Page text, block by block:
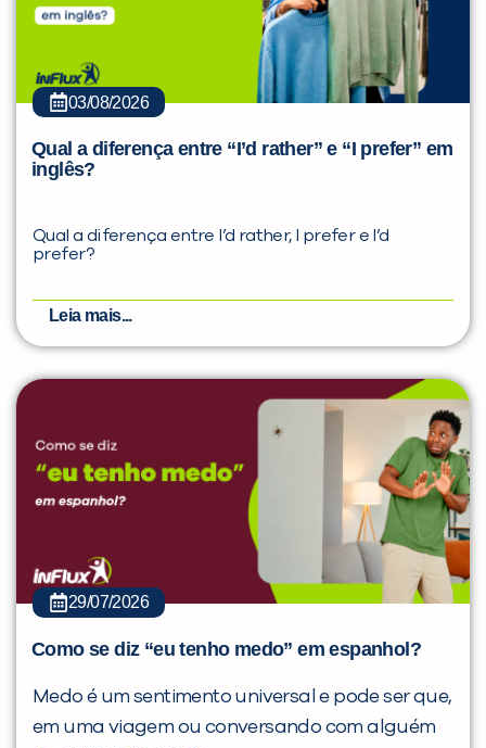
03/08/2026
Qual a diferença entre “I’d rather” e “I prefer” em
inglês?
Qual a diferença entre I’d rather, I prefer e I’d
prefer?
Leia mais...
29/07/2026
Como se diz “eu tenho medo” em espanhol?
Medo é um sentimento universal e pode ser que,
em uma viagem ou conversando com alguém